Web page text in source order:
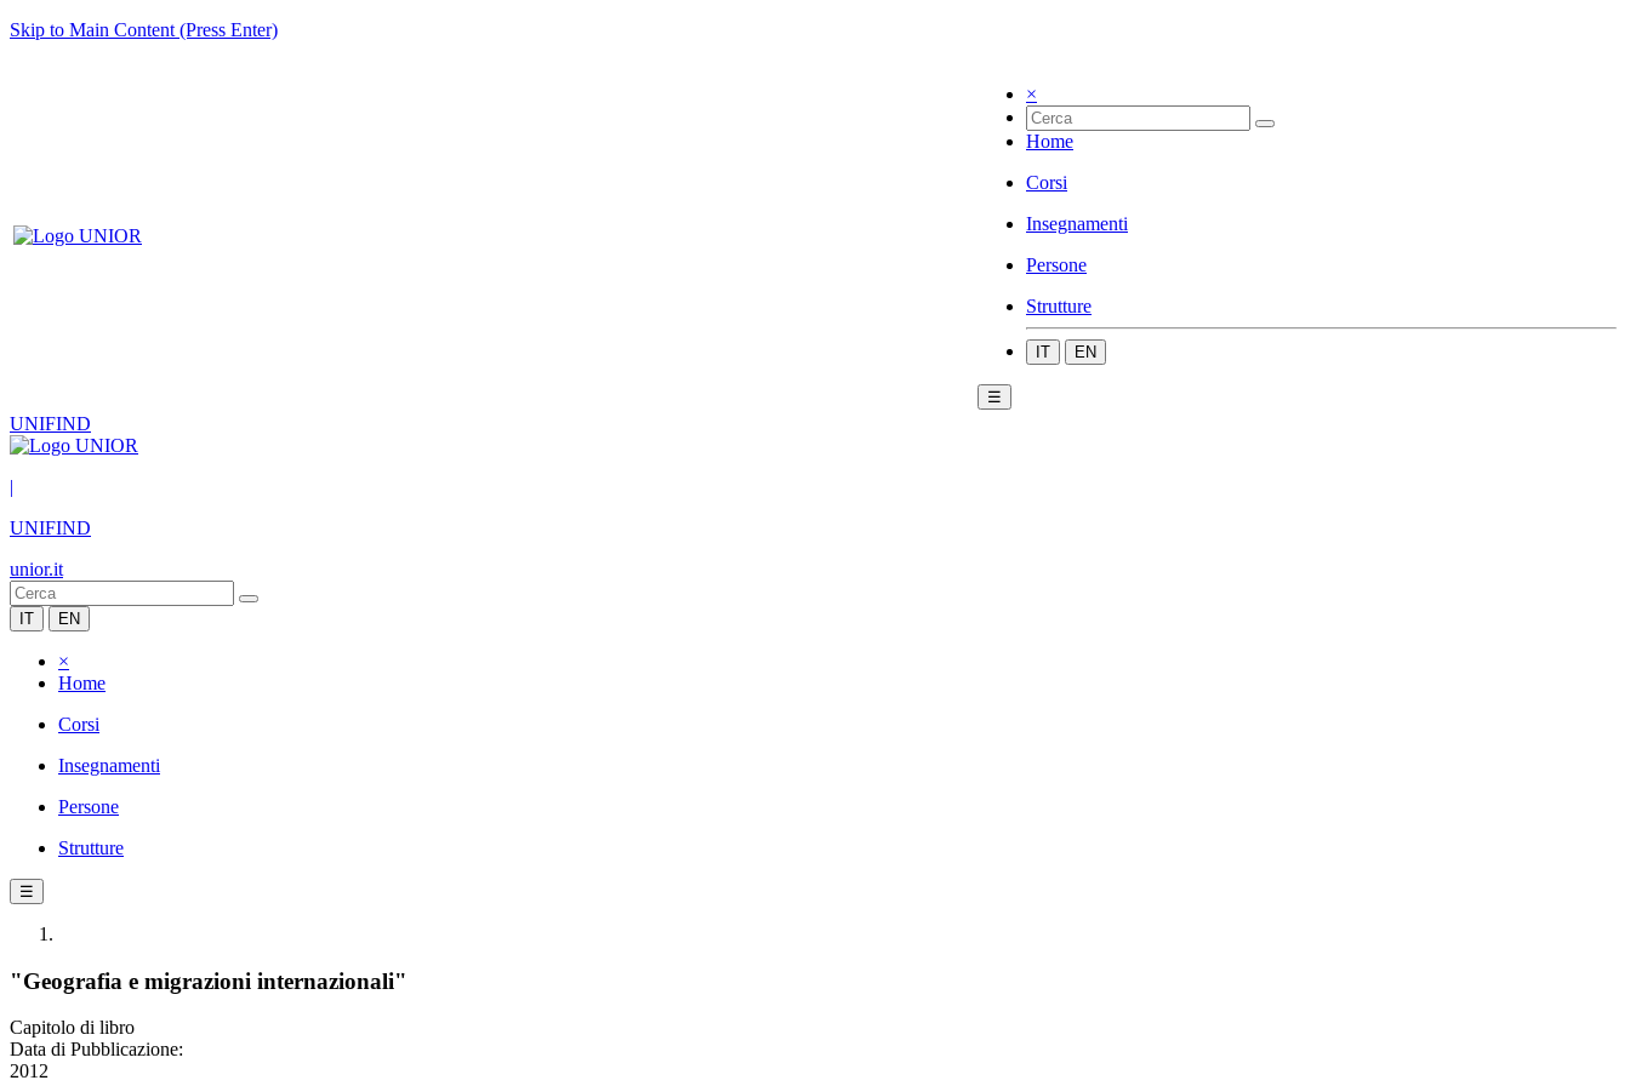
Skip to Main Content (Press Enter)
×
Home
Corsi
Insegnamenti
Persone
Strutture
IT EN
☰
UNIFIND
|
UNIFIND
unior.it
IT EN
×
Home
Corsi
Insegnamenti
Persone
Strutture
☰
"Geografia e migrazioni internazionali"
Capitolo di libro
Data di Pubblicazione:
2012